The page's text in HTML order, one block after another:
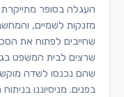
העגלה בסופר מתייקרת
מזנקות לשמיים,
שחייבים לפתוח את
שרצים לבית המשפט
שהם נכנסו לשדה
בפנים. מניסיוננו